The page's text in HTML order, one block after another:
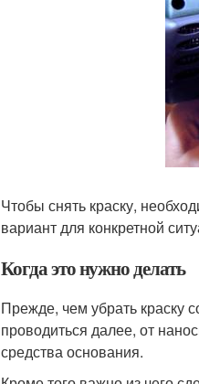
Чтобы снять краску,
вариант для конкретной
Когда это нужно делать
Прежде, чем убрать краску
проводиться далее, от
средства основания.